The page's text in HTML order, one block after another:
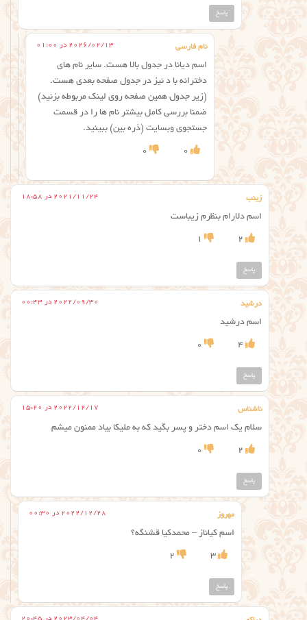
پاسخ
نام فارسی 2026/02/13 در 01:00
اسم دیانا در جدول بالا هست. سایر نام های
دخترانه با د نیز در جدول صفحه بعدی هست.
(زیر جدول همین صفحه روی لینک مربوطه بزنید)
ضمنا بررسی کامل بیشتر نام ها را در قسمت
جستجوی وبسایت (ذره بین) ببینید.
0
0
زینب 2021/11/24 در 18:58
اسم دلارام بنظرم زیباست
2
1
پاسخ
درشید 2022/09/30 در 00:43
اسم درشید
4
0
پاسخ
ناشناس 2022/12/17 در 15:20
سلام یک اسم دختر و پسر بگید که به ملیکا بیاد ممنون میشم
2
0
پاسخ
مهروز 2022/12/28 در 00:30
اسم کیاناز – محمدکیا قشنگه؟
3
2
پاسخ